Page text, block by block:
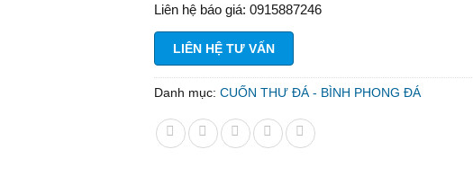
trên 5
dựa
trên
đánh
Liên hệ báo giá: 0915887246
LIÊN HỆ TƯ VẤN
Danh mục: CUỐN THƯ ĐÁ - BÌNH PHONG ĐÁ